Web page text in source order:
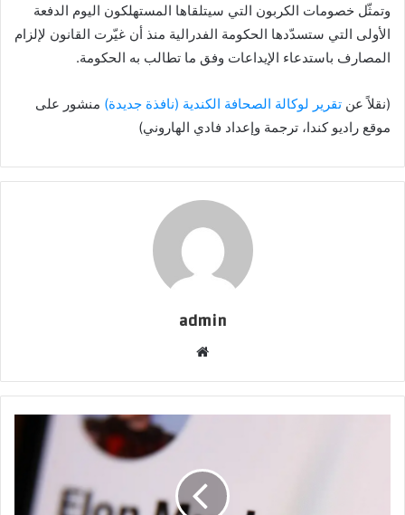
وتمثّل خصومات الكربون التي سيتلقاها المستهلكون اليوم الدفعة
الأولى التي ستسدّدها الحكومة الفدرالية منذ أن غيّرت القانون لإلزام
المصارف باستدعاء الإيداعات وفق ما تطالب به الحكومة.
(نقلاً عن تقرير لوكالة الصحافة الكندية (نافذة جديدة) منشور على
موقع راديو كندا، ترجمة وإعداد فادي الهاروني)
admin